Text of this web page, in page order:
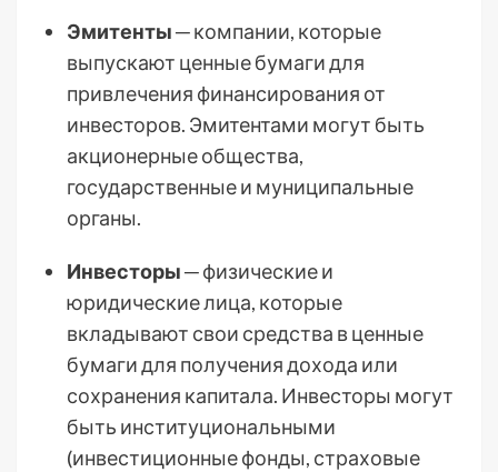
Эмитенты─ компании, которые
выпускают ценные бумаги для
привлечения финансирования от
инвесторов. Эмитентами могут быть
акционерные общества,
государственные и муниципальные
органы.
Инвесторы─ физические и
юридические лица, которые
вкладывают свои средства в ценные
бумаги для получения дохода или
сохранения капитала. Инвесторы могут
быть институциональными
(инвестиционные фонды, страховые